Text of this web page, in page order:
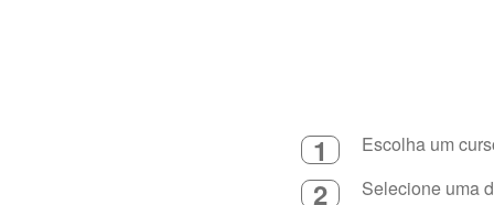
1 Escolha um
2 Selecione uma